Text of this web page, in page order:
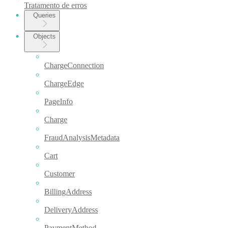
Tratamento de erros
Queries
Objects
ChargeConnection
ChargeEdge
PageInfo
Charge
FraudAnalysisMetadata
Cart
Customer
BillingAddress
DeliveryAddress